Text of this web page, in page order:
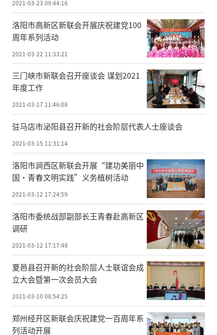
2021-03-23 09:44:16
洛阳市高新区新联会开展庆祝建党100
周年系列活动
2021-03-22 11:33:21
三门峡市新联会召开座谈会 谋划2021
年度工作
2021-03-17 11:46:08
驻马店市泌阳县召开新的社会阶层代表人士座谈会
2021-03-15 11:31:14
洛阳市涧西区新联会开展“建功美丽中
国·青春文明实践”义务植树活动
2021-03-12 17:24:59
洛阳市委统战部副部长王青春赴高新区
调研
2021-03-12 17:17:48
夏邑县召开新的社会阶层人士联谊会成
立大会暨第一次会员大会
2021-03-10 08:54:25
郑州经开区新联会庆祝建党一百周年系
列活动开展